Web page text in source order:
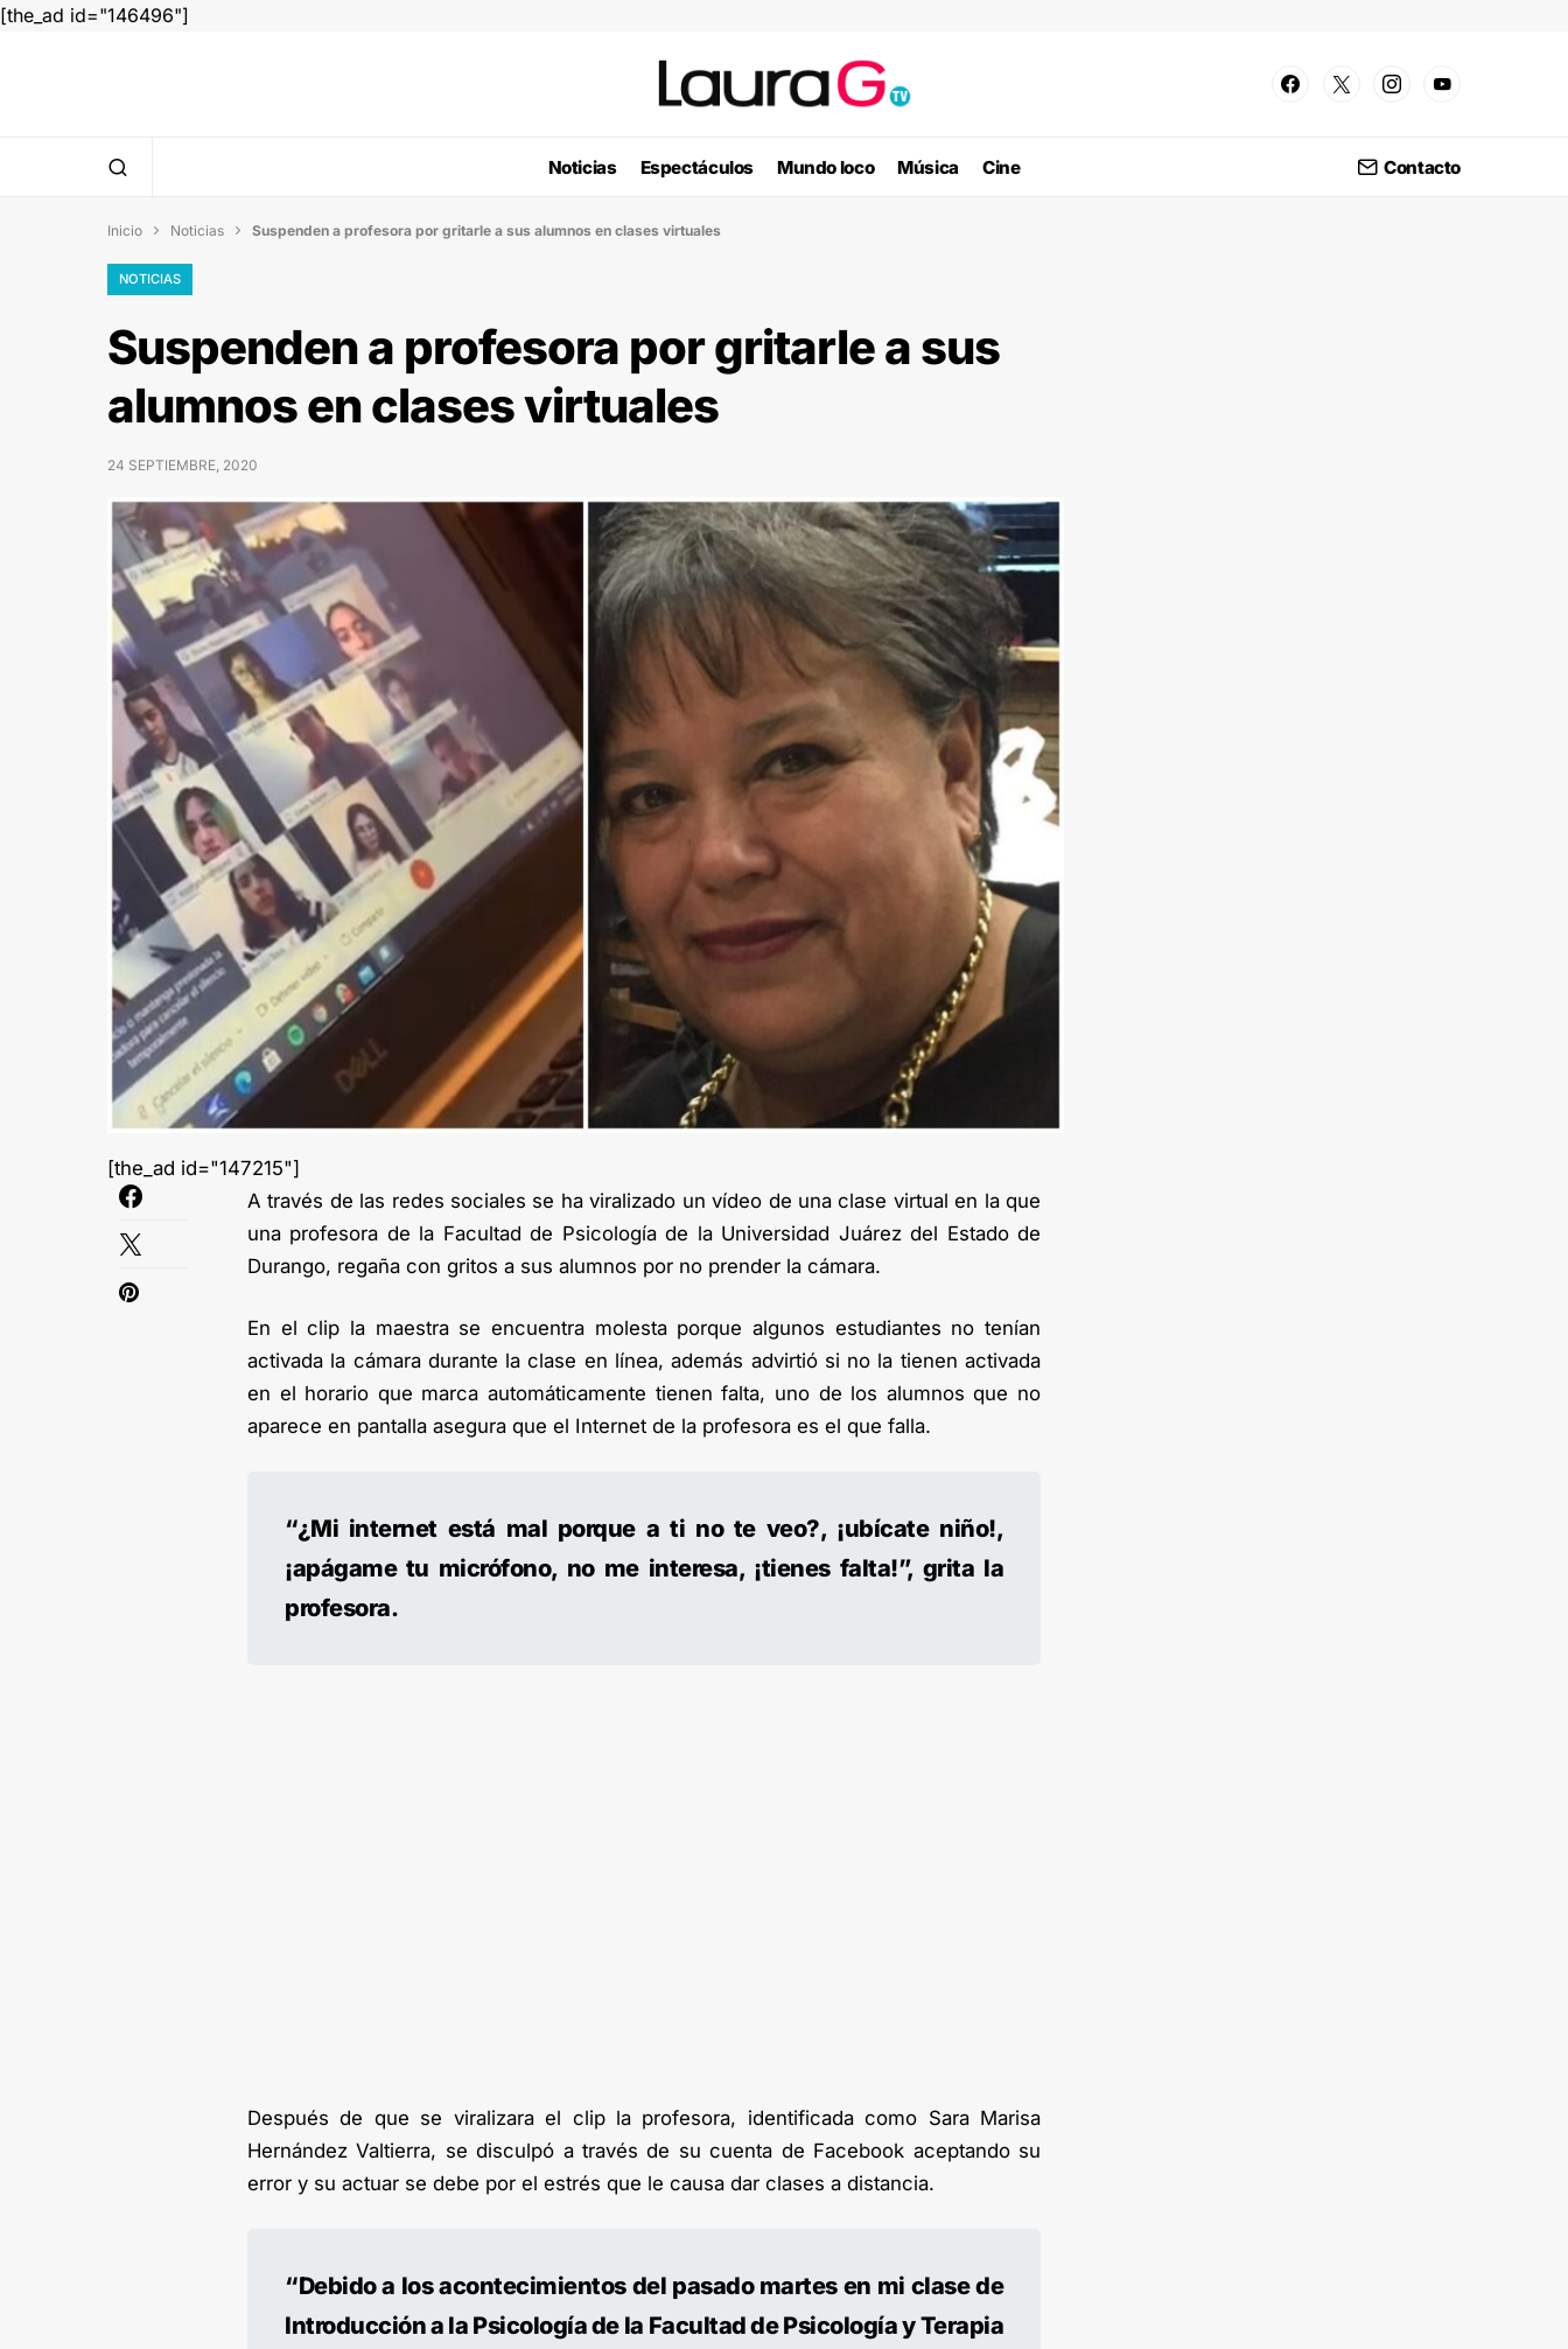
[the_ad id="146496"]
Noticias Espectáculos Mundo loco Música Cine Contacto
Inicio  Noticias  Suspenden a profesora por gritarle a sus alumnos en clases virtuales
NOTICIAS
Suspenden a profesora por gritarle a sus
alumnos en clases virtuales
24 SEPTIEMBRE, 2020
[the_ad id="147215"]
A través de las redes sociales se ha viralizado un vídeo de una clase virtual en la que
una profesora de la Facultad de Psicología de la Universidad Juárez del Estado de
Durango, regaña con gritos a sus alumnos por no prender la cámara.
En el clip la maestra se encuentra molesta porque algunos estudiantes no tenían
activada la cámara durante la clase en línea, además advirtió si no la tienen activada
en el horario que marca automáticamente tienen falta, uno de los alumnos que no
aparece en pantalla asegura que el Internet de la profesora es el que falla.
“¿Mi internet está mal porque a ti no te veo?, ¡ubícate niño!,
¡apágame tu micrófono, no me interesa, ¡tienes falta!”, grita la
profesora.
Después de que se viralizara el clip la profesora, identificada como Sara Marisa
Hernández Valtierra, se disculpó a través de su cuenta de Facebook aceptando su
error y su actuar se debe por el estrés que le causa dar clases a distancia.
“Debido a los acontecimientos del pasado martes en mi clase de
Introducción a la Psicología de la Facultad de Psicología y Terapia